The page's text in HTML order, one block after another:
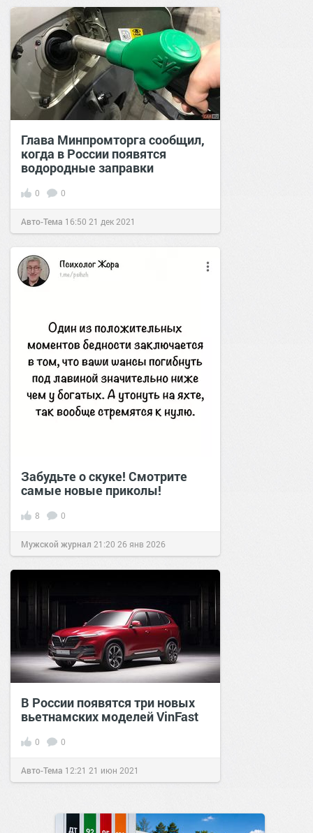
Глава Минпромторга сообщил,
когда в России появятся
водородные заправки
0 0
Авто-Тема 16:50 21 дек 2021
Забудьте о скуке! Смотрите
самые новые приколы!
8 0
Мужской журнал 21:20 26 янв 2026
В России появятся три новых
вьетнамских моделей VinFast
0 0
Авто-Тема 12:21 21 июн 2021